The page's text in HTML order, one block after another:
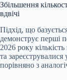
Збільшення
вдвічі
Підхід, що
демонструє перші
2026 року
та
порівняно з